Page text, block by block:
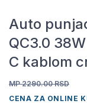
Auto
QC3.0
C kablom
MP 2290.00 RSD
CENA ZA ONLINE